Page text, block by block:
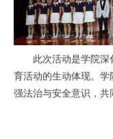
此次活动是学院深
育活动的生动体现。
强法治与安全意识，共